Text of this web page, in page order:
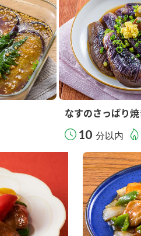
なすのさっぱり
10 分以内